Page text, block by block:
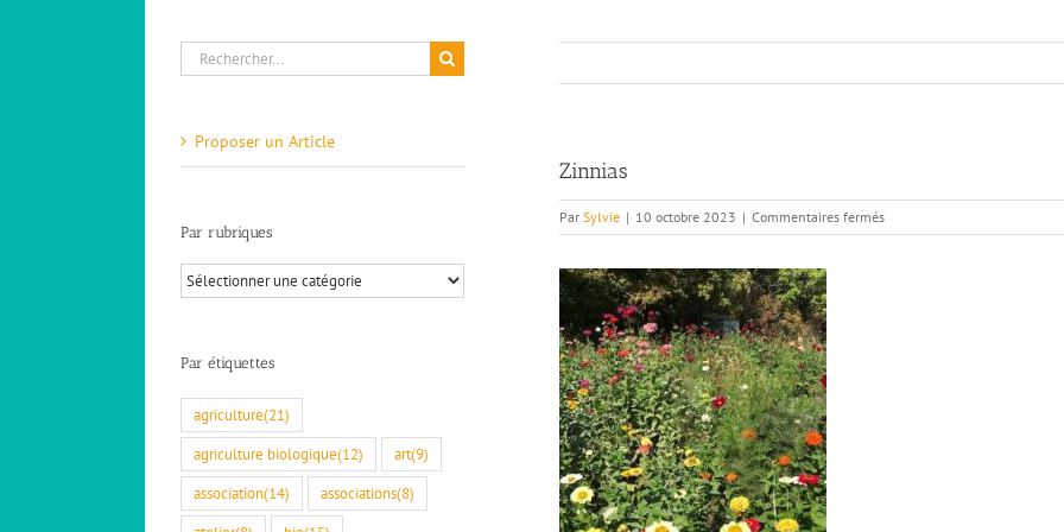
Zinnias
ParSylvie | 10 octobre 2023 | Commentaires ferméssur
Zinnias
Rechercher:
Proposer un Article
Par rubriques
Par
rubriques
Par étiquettes
agriculture(21)
agriculture biologique(12) art(9)
association(14) associations(8)